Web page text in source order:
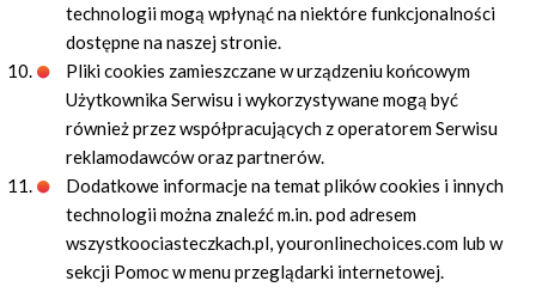
technologii mogą wpłynąć na niektóre funkcjonalności
dostępne na naszej stronie.
Pliki cookies zamieszczane w urządzeniu końcowym
Użytkownika Serwisu i wykorzystywane mogą być
również przez współpracujących z operatorem Serwisu
reklamodawców oraz partnerów.
Dodatkowe informacje na temat plików cookies i innych
technologii można znaleźć m.in. pod adresem
wszystkoociasteczkach.pl, youronlinechoices.com lub w
sekcji Pomoc w menu przeglądarki internetowej.